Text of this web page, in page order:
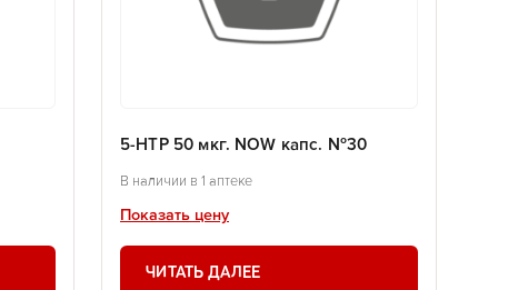
5-HTP 50 мкг. NOW капс. №30
В наличии в 1 аптеке
Показать цену
ЧИТАТЬ ДАЛЕЕ